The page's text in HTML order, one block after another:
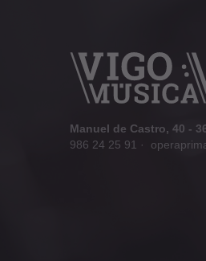
Manuel de Castro, 40 -
986 24 25 91 ·